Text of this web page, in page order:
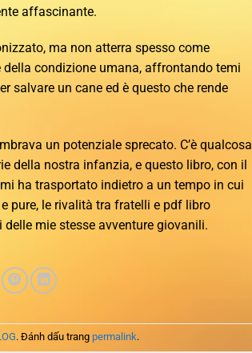
affascinante.
ma non atterra spesso come
della condizione umana, affrontando temi
salvare un cane ed è questo che rende
un potenziale sprecato. C’è qualcosa
della nostra infanzia, e questo libro, con il
ha trasportato indietro a un tempo in cui
pure, le rivalità tra fratelli e pdf libro
mie stesse avventure giovanili.
. Đánh dấu trang permalink.